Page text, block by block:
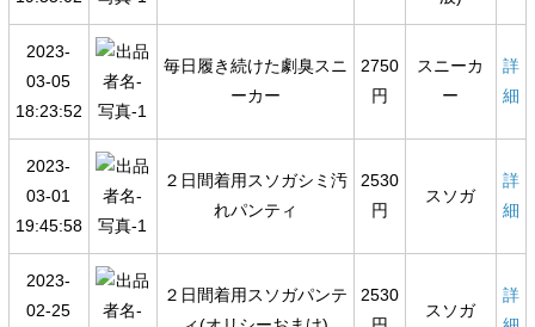
2023-
03-05
18:23:52
毎日履き続けた劇臭スニ
ーカー
2750
円
スニーカ
ー
詳
細
2023-
03-01
19:45:58
２日間着用スソガシミ汚
れパンティ
2530
円
スソガ
詳
細
2023-
02-25
２日間着用スソガパンテ
2530
スソガ
詳